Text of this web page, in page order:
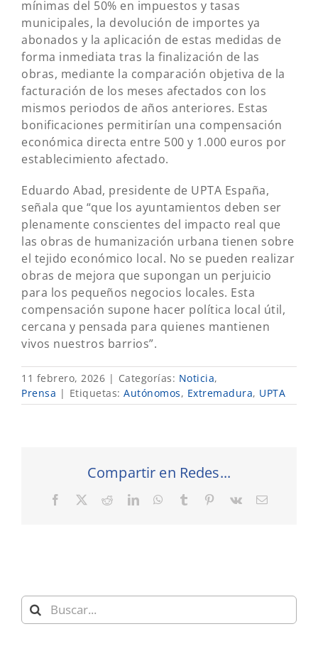
mínimas del 50% en impuestos y tasas
municipales, la devolución de importes ya
abonados y la aplicación de estas medidas de
forma inmediata tras la finalización de las
obras, mediante la comparación objetiva de la
facturación de los meses afectados con los
mismos periodos de años anteriores. Estas
bonificaciones permitirían una compensación
económica directa entre 500 y 1.000 euros por
establecimiento afectado.
Eduardo Abad, presidente de UPTA España,
señala que “que los ayuntamientos deben ser
plenamente conscientes del impacto real que
las obras de humanización urbana tienen sobre
el tejido económico local. No se pueden realizar
obras de mejora que supongan un perjuicio
para los pequeños negocios locales. Esta
compensación supone hacer política local útil,
cercana y pensada para quienes mantienen
vivos nuestros barrios”.
11 febrero, 2026 | Categorías: Noticia,
Prensa | Etiquetas: Autónomos, Extremadura, UPTA
Compartir en Redes...
Facebook RedditLinkedInWhatsApp
Tumblr Pinterest
Vk
Correo
Buscar: